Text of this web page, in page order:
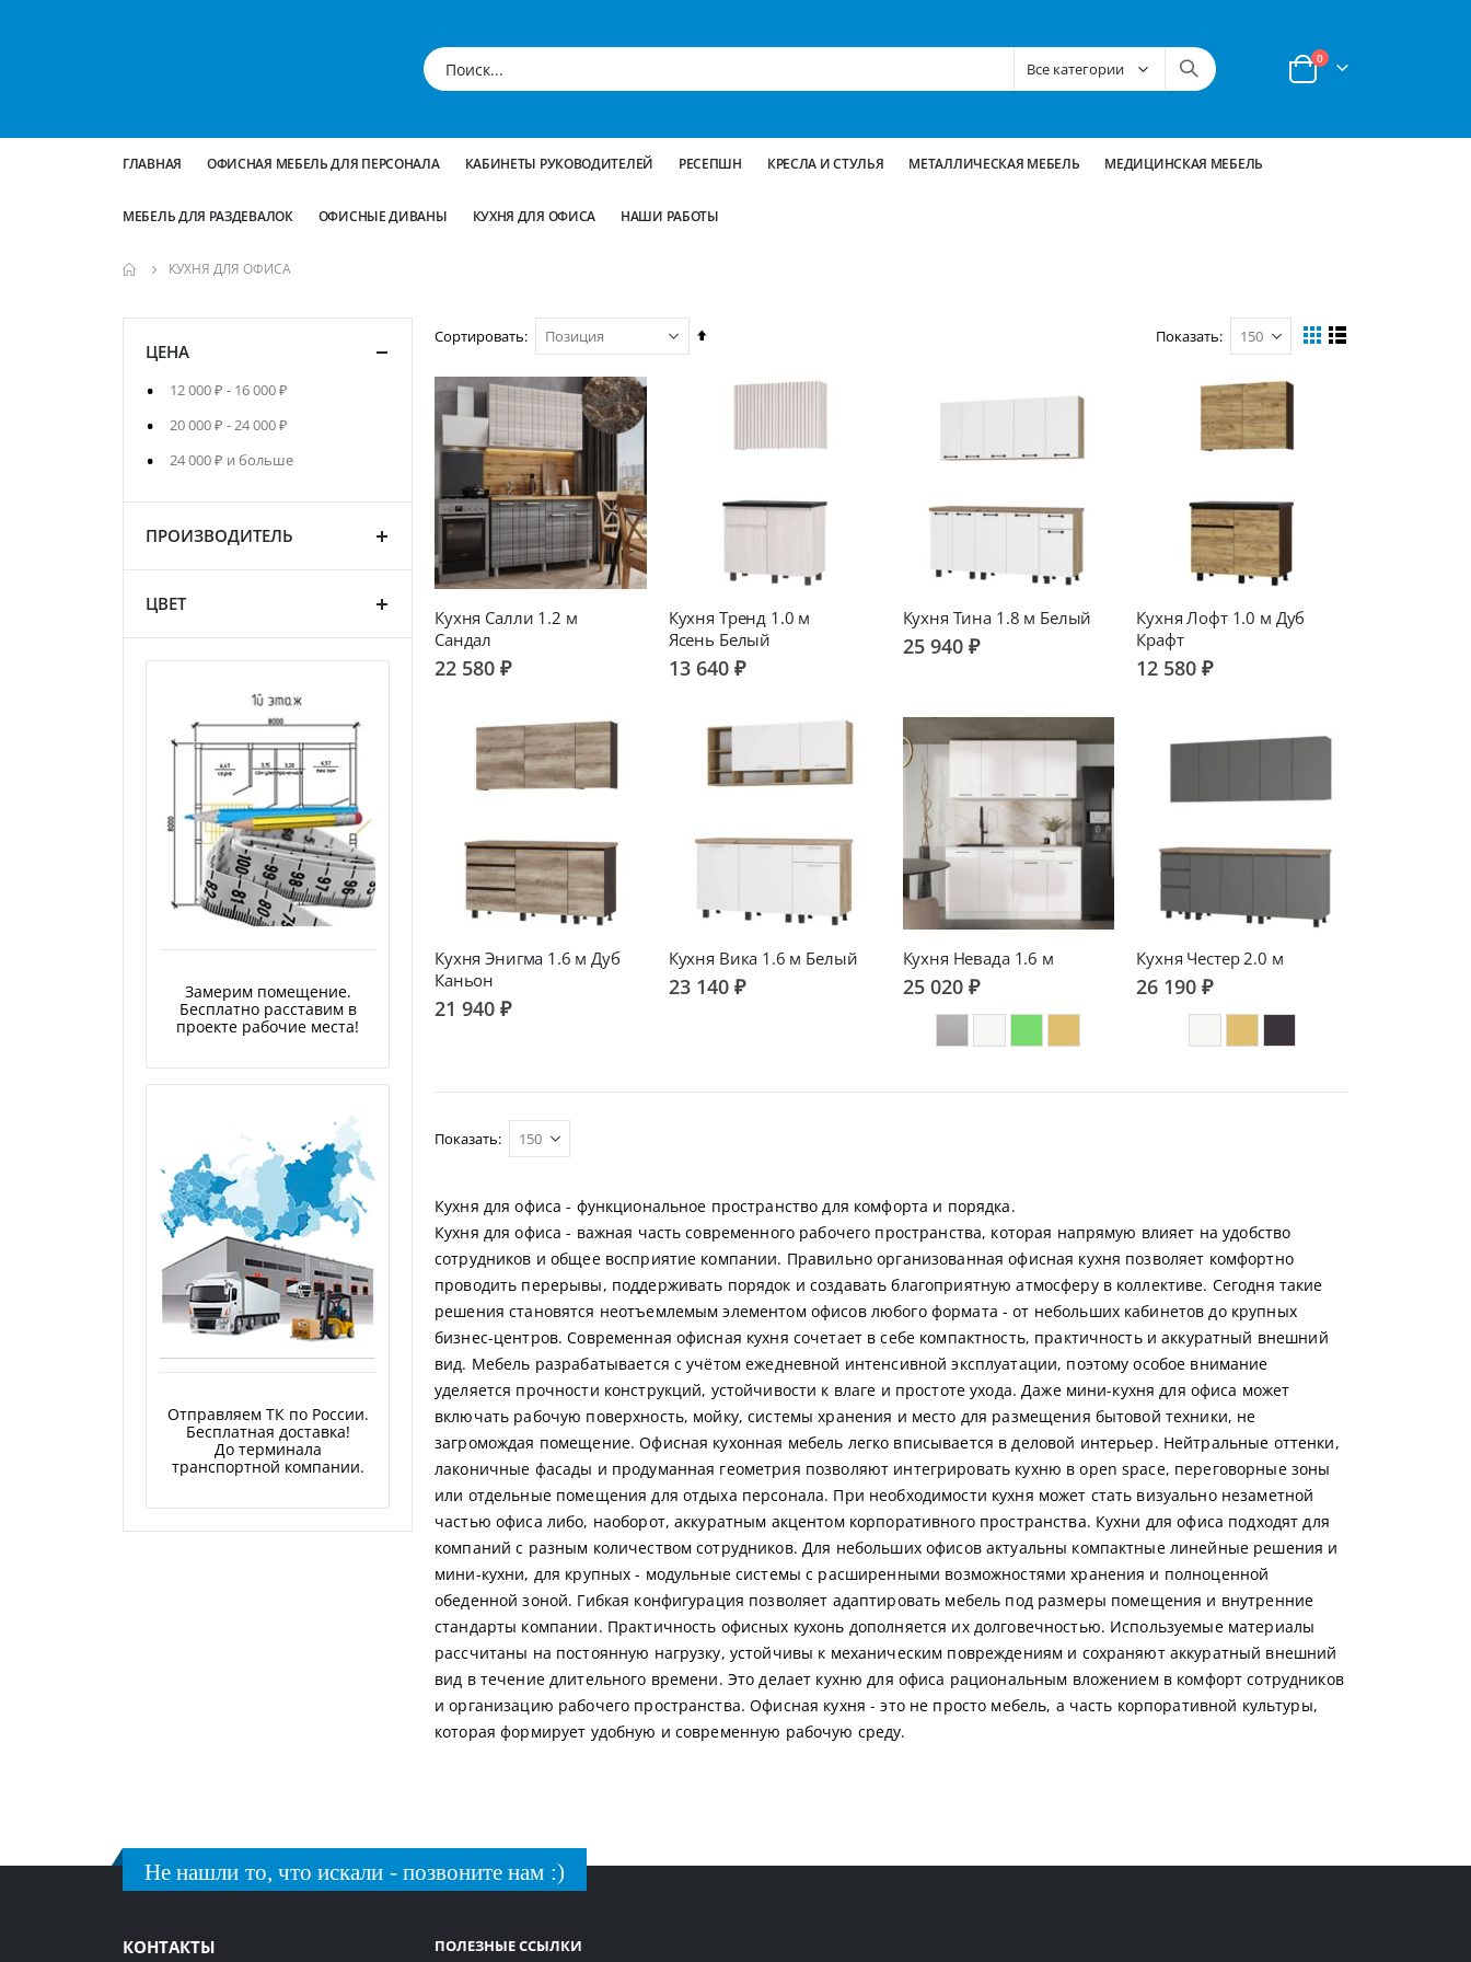
Корзина
0позиции
ГЛАВНАЯ ОФИСНАЯ МЕБЕЛЬ ДЛЯ ПЕРСОНАЛА КАБИНЕТЫ РУКОВОДИТЕЛЕЙ РЕСЕПШН КРЕСЛА И СТУЛЬЯ МЕТАЛЛИЧЕСКАЯ МЕБЕЛЬ МЕДИЦИНСКАЯ МЕБЕЛЬ
МЕБЕЛЬ ДЛЯ РАЗДЕВАЛОК ОФИСНЫЕ ДИВАНЫ КУХНЯ ДЛЯ ОФИСА НАШИ РАБОТЫ
КУХНЯ ДЛЯ ОФИСА
Сортировать
Сортируется
Установить
Показать Вид
СеткаСписок
Кухня Салли 1.2 м
Сандал
22 580 ₽
Кухня Тренд 1.0 м
Ясень Белый
13 640 ₽
Кухня Тина 1.8 м Белый
25 940 ₽
Кухня Лофт 1.0 м Дуб
Крафт
12 580 ₽
Кухня Энигма 1.6 м Дуб
Каньон
21 940 ₽
Кухня Вика 1.6 м Белый
23 140 ₽
Кухня Невада 1.6 м
25 020 ₽
Кухня Честер 2.0 м
26 190 ₽
Показать
Кухня для офиса - функциональное пространство для комфорта и порядка.
Кухня для офиса - важная часть современного рабочего пространства, которая напрямую влияет на удобство
сотрудников и общее восприятие компании. Правильно организованная офисная кухня позволяет комфортно
проводить перерывы, поддерживать порядок и создавать благоприятную атмосферу в коллективе. Сегодня такие
решения становятся неотъемлемым элементом офисов любого формата - от небольших кабинетов до крупных
бизнес-центров. Современная офисная кухня сочетает в себе компактность, практичность и аккуратный внешний
вид. Мебель разрабатывается с учётом ежедневной интенсивной эксплуатации, поэтому особое внимание
уделяется прочности конструкций, устойчивости к влаге и простоте ухода. Даже мини-кухня для офиса может
включать рабочую поверхность, мойку, системы хранения и место для размещения бытовой техники, не
загромождая помещение. Офисная кухонная мебель легко вписывается в деловой интерьер. Нейтральные оттенки,
лаконичные фасады и продуманная геометрия позволяют интегрировать кухню в open space, переговорные зоны
или отдельные помещения для отдыха персонала. При необходимости кухня может стать визуально незаметной
частью офиса либо, наоборот, аккуратным акцентом корпоративного пространства. Кухни для офиса подходят для
компаний с разным количеством сотрудников. Для небольших офисов актуальны компактные линейные решения и
мини-кухни, для крупных - модульные системы с расширенными возможностями хранения и полноценной
обеденной зоной. Гибкая конфигурация позволяет адаптировать мебель под размеры помещения и внутренние
стандарты компании. Практичность офисных кухонь дополняется их долговечностью. Используемые материалы
рассчитаны на постоянную нагрузку, устойчивы к механическим повреждениям и сохраняют аккуратный внешний
вид в течение длительного времени. Это делает кухню для офиса рациональным вложением в комфорт сотрудников
и организацию рабочего пространства. Офисная кухня - это не просто мебель, а часть корпоративной культуры,
которая формирует удобную и современную рабочую среду.
ЦЕНА
12 000 ₽ - 16 000 ₽
20 000 ₽ -24 000 ₽
24 000 ₽ и больше
ПРОИЗВОДИТЕЛЬ
ЦВЕТ
Замерим помещение.
Бесплатно расставим в
проекте рабочие места!
Отправляем ТК по России.
Бесплатная доставка!
До терминала
транспортной компании.
Не нашли то, что искали - позвоните нам :)
КОНТАКТЫ ПОЛЕЗНЫЕ ССЫЛКИ